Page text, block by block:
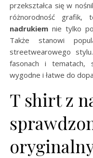
przekształca się w
różnorodność
nadrukiem nie tylko
Także stanowi
streetwearowego
fasonach i
wygodne i łatwe do
T shirt z